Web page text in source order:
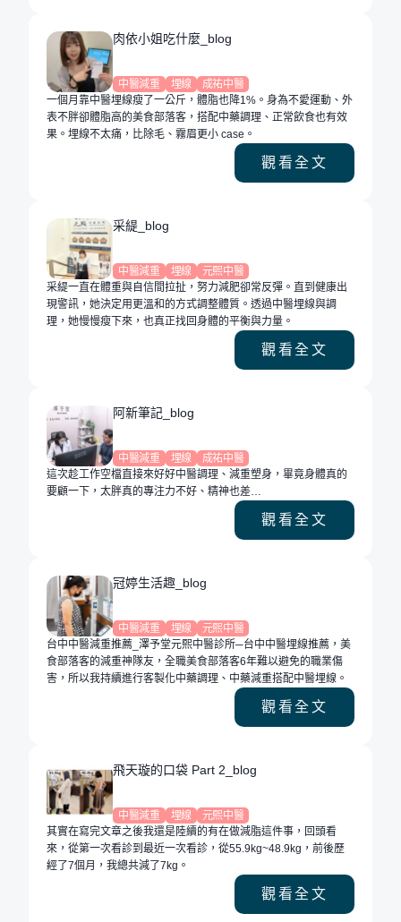
肉依小姐吃什麼_blog
中醫減重 埋線
成祐中醫
一個月靠中醫埋線瘦了一公斤，體脂也降1%。身為不愛運動、外
表不胖卻體脂高的美食部落客，搭配中藥調理、正常飲食也有效
果。埋線不太痛，比除毛、霧眉更小 case。
觀看全文
采緹_blog
中醫減重 埋線
元熙中醫
采緹一直在體重與自信間拉扯，努力減肥卻常反彈。直到健康出
現警訊，她決定用更溫和的方式調整體質。透過中醫埋線與調
理，她慢慢瘦下來，也真正找回身體的平衡與力量。
觀看全文
阿新筆記_blog
中醫減重 埋線
成祐中醫
這次趁工作空檔直接來好好中醫調理、減重塑身，畢竟身體真的
要顧一下，太胖真的專注力不好、精神也差…
觀看全文
冠婷生活趣_blog
中醫減重 埋線
元熙中醫
台中中醫減重推薦_澤予堂元熙中醫診所─台中中醫埋線推薦，美
食部落客的減重神隊友，全職美食部落客6年難以避免的職業傷
害，所以我持續進行客製化中藥調理、中藥減重搭配中醫埋線。
觀看全文
飛天璇的口袋 Part 2_blog
中醫減重 埋線
元熙中醫
其實在寫完文章之後我還是陸續的有在做減脂這件事，回頭看
來，從第一次看診到最近一次看診，從55.9kg~48.9kg，前後歷
經了7個月，我總共減了7kg。
觀看全文